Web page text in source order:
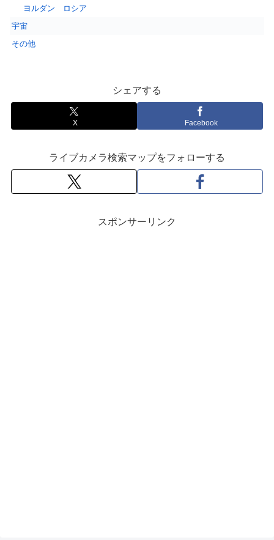
ヨルダン
ロシア
宇宙
その他
シェアする
X Facebook
ライブカメラ検索マップをフォローする
スポンサーリンク